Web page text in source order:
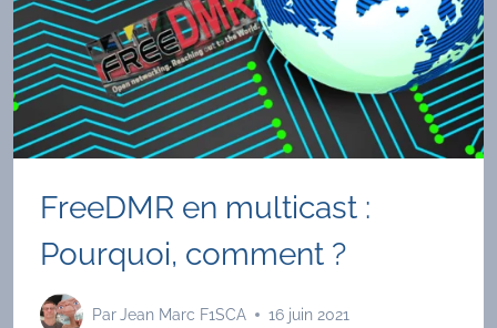
FreeDMR en multicast :
Pourquoi, comment ?
Par Jean Marc F1SCA 16 juin 2021